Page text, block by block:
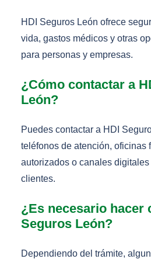
HDI Seguros León ofrece
vida, gastos médicos y otras
para personas y empresas.
¿Cómo contactar a
León?
Puedes contactar a HDI
teléfonos de atención, oficinas
autorizados o canales
clientes.
¿Es necesario hacer
Seguros León?
Dependiendo del trámite,